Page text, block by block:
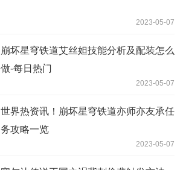
2023-05-07
崩坏星穹铁道艾丝妲技能分析及配装怎么
做-每日热门
2023-05-07
世界热资讯！崩坏星穹铁道亦师亦友承任
务攻略一览
2023-05-07